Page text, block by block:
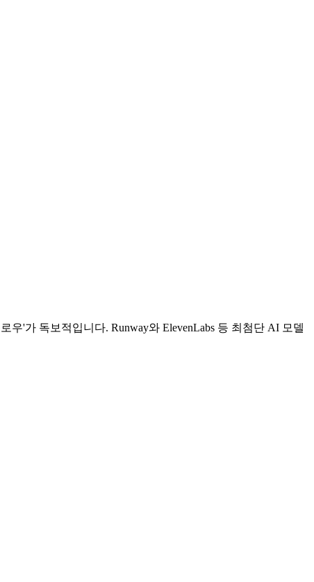
'가 독보적입니다. Runway와 ElevenLabs 등 최첨단 AI 모델